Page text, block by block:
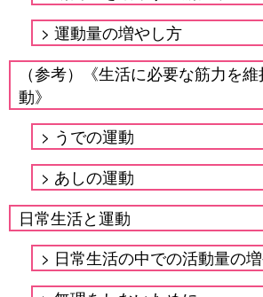
運動量の増やし方
（参考）《生活に必要な筋力を
動》
うでの運動
あしの運動
日常生活と運動
日常生活の中での活動量の